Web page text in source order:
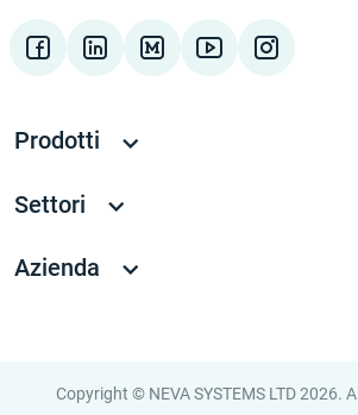
Prodotti
Settori
Azienda
Copyright © NEVA SYSTEMS LTD 2026.